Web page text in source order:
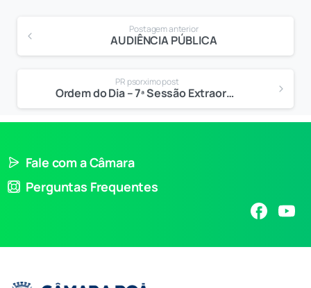
Postagem anterior
AUDIÊNCIA PÚBLICA
PR psorximo post
Ordem do Dia – 7ª Sessão Extraordinária
Fale com a Câmara
Perguntas Frequentes